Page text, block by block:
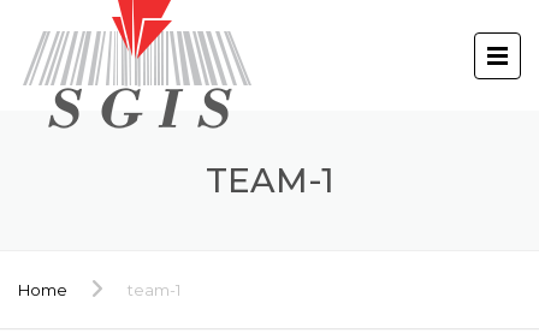
TEAM-1
Home team-1